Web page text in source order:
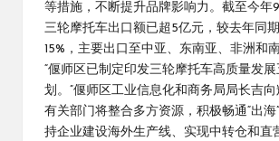
等措施，不断提升品牌影响力。截至今年
三轮摩托车出口额已超5亿元，较去年同
15%，主要出口至中亚、东南亚、非洲和
“偃师区已制定印发三轮摩托车高质量发
划。”偃师区工业信息化和商务局局长吉
有关部门将整合多方资源，积极畅通“出海
持企业建设海外生产线、实现中转仓和直